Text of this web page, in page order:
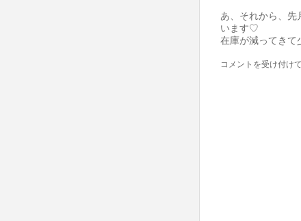
あ、それから、先
います♡
在庫が減ってきて
と
コメントを受け付け